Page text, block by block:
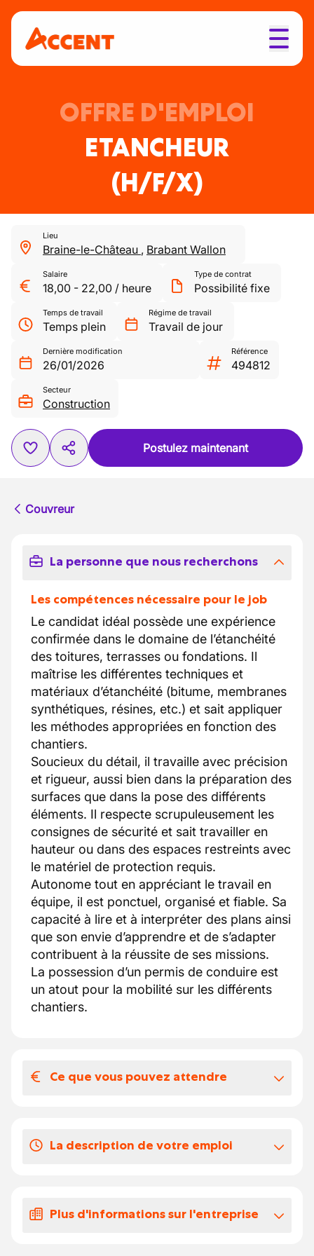
OFFRE D'EMPLOI
ETANCHEUR
(H/F/X)
Lieu
Braine-le-Château , Brabant Wallon
Salaire
18,00 - 22,00 / heure
Type de contrat
Possibilité fixe
Temps de travail
Temps plein
Régime de travail
Travail de jour
Dernière modification
26/01/2026
Référence
494812
Secteur
Construction
Postulez maintenant
Couvreur
La personne que nous recherchons
Les compétences nécessaire pour le job
Le candidat idéal possède une expérience
confirmée dans le domaine de l’étanchéité
des toitures, terrasses ou fondations. Il
maîtrise les différentes techniques et
matériaux d’étanchéité (bitume, membranes
synthétiques, résines, etc.) et sait appliquer
les méthodes appropriées en fonction des
chantiers.
Soucieux du détail, il travaille avec précision
et rigueur, aussi bien dans la préparation des
surfaces que dans la pose des différents
éléments. Il respecte scrupuleusement les
consignes de sécurité et sait travailler en
hauteur ou dans des espaces restreints avec
le matériel de protection requis.
Autonome tout en appréciant le travail en
équipe, il est ponctuel, organisé et fiable. Sa
capacité à lire et à interpréter des plans ainsi
que son envie d’apprendre et de s’adapter
contribuent à la réussite de ses missions.
La possession d’un permis de conduire est
un atout pour la mobilité sur les différents
chantiers.
Ce que vous pouvez attendre
Travailler chez notre client, c'est rejoindre
une hiérarchie horizontale 🤝.
Les Avantages 🌟 :
La description de votre emploi
•Vous fixez différentes sortes d'isolation et
Plus d'informations sur l'entreprise